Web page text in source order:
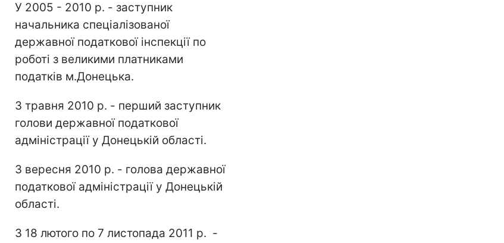
У 2005 - 2010 р. - заступник
начальника спеціалізованої
державної податкової інспекції по
роботі з великими платниками
податків м.Донецька.
З травня 2010 р. - перший заступник
голови державної податкової
адміністрації у Донецькій області.
З вересня 2010 р. - голова державної
податкової адміністрації у Донецькій
області.
З 18 лютого по 7 листопада 2011 р. -